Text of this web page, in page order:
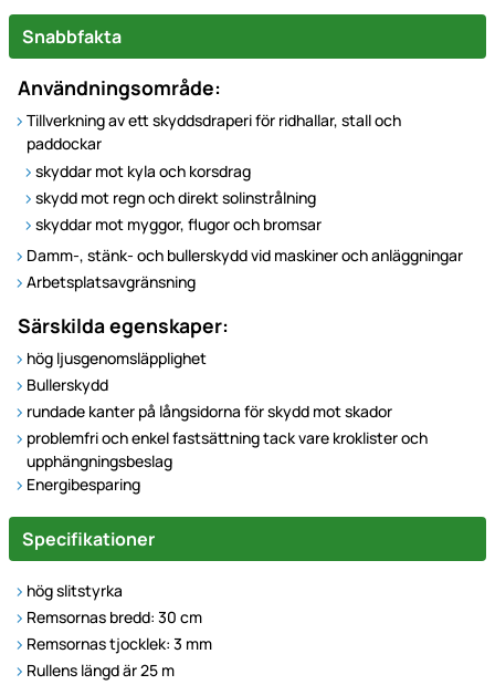
Snabbfakta
Användningsområde:
Tillverkning av ett skyddsdraperi för ridhallar, stall och
paddockar
skyddar mot kyla och korsdrag
skydd mot regn och direkt solinstrålning
skyddar mot myggor, flugor och bromsar
Damm-, stänk- och bullerskydd vid maskiner och anläggningar
Arbetsplatsavgränsning
Särskilda egenskaper:
hög ljusgenomsläpplighet
Bullerskydd
rundade kanter på långsidorna för skydd mot skador
problemfri och enkel fastsättning tack vare kroklister och
upphängningsbeslag
Energibesparing
Specifikationer
hög slitstyrka
Remsornas bredd: 30 cm
Remsornas tjocklek: 3 mm
Rullens längd är 25 m